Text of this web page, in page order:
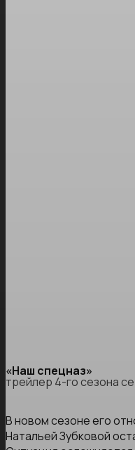
«Наш спецназ»
трейлер 4-го сезона
В новом сезоне его
Натальей Зубковой